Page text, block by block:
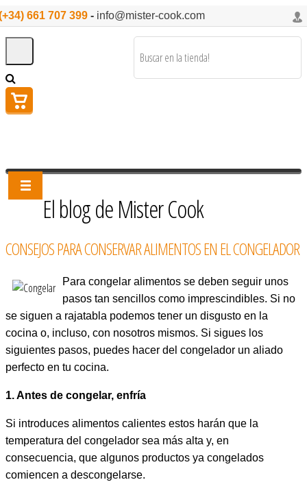
661 707 399 - info@mister-cook.com
El blog de Mister Cook
CONSEJOS PARA CONSERVAR ALIMENTOS EN EL CONGELADOR
Para congelar alimentos se deben seguir unos
pasos tan sencillos como imprescindibles. Si no
se siguen a rajatabla podemos tener un disgusto en la
cocina o, incluso, con nosotros mismos. Si sigues los
siguientes pasos, puedes hacer del congelador un aliado
perfecto en tu cocina.
1. Antes de congelar, enfría
Si introduces alimentos calientes estos harán que la
temperatura del congelador sea más alta y, en
consecuencia, que algunos productos ya congelados
comiencen a descongelarse.